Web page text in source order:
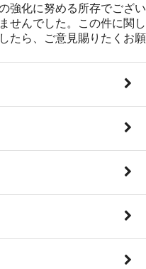
強化に努める所存でござい
せんでした。この件に関し
たら、ご意見賜りたくお願